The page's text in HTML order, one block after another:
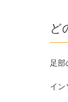
ど
足
イン